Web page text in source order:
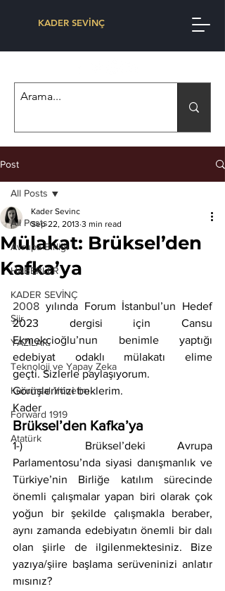
KADER SEVİNÇ
Post
All Posts
Avrupa Birliği
HABERLER
KADER SEVİNÇ
Şiir
YAZILAR
Teknoloji ve Yapay Zeka
Kurumsal Yönetim
Forward 1919
Atatürk
All Posts
Mülakat: Brüksel’den
Kafka’ya
Kader Sevinc
Sep 22, 2013 3 min read
2008 yılında Forum İstanbul’un Hedef
2023 dergisi için Cansu
Ekmekçioğlu’nun benimle yaptığı
edebiyat odaklı mülakatı elime
geçti. Sizlerle paylaşıyorum.
Görüşlerinizi beklerim.
Kader
Brüksel’den Kafka’ya
1-)  Brüksel’deki Avrupa
Parlamentosu’nda siyasi danışmanlık ve
Türkiye’nin Birliğe katılım sürecinde
önemli çalışmalar yapan biri olarak çok
yoğun bir şekilde çalışmakla beraber,
aynı zamanda edebiyatın önemli bir dalı
olan şiirle de ilgilenmektesiniz. Bize
yazıya/şiire başlama serüveninizi anlatır
mısınız?